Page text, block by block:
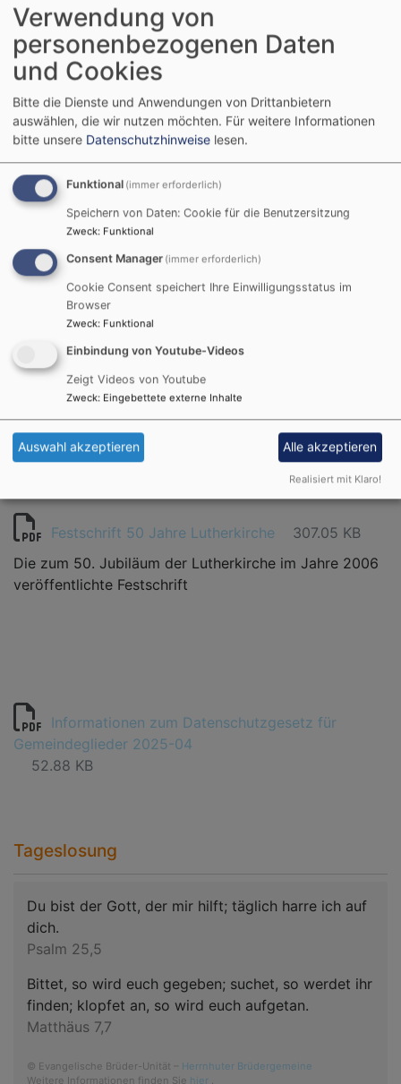
auch zum Ausdrucken und Ausfüllen
892.78 KB
Falls Sie das pdf zur Anmeldung nicht selbst
ausdrucken können, holen Sie es sich gerne im
Pfarramt zu denÖffnungszeitenab.
Festschrift 75 Jahre Lutherhaus 2004
348.62 KB
Festschrift zum 75. Jubiläum des Lutherhauses im
Jahre 2004
Festschrift 50 Jahre Lutherkirche
307.05 KB
Die zum 50. Jubiläum der Lutherkirche im Jahre 2006
veröffentlichte Festschrift
Informationen zum Datenschutzgesetz für
Gemeindeglieder 2025-04
52.88 KB
Tageslosung
Du bist der Gott, der mir hilft; täglich harre ich auf
dich.
Psalm 25,5
Bittet, so wird euch gegeben; suchet, so werdet ihr
finden; klopfet an, so wird euch aufgetan.
Matthäus 7,7
© Evangelische Brüder-Unität – Herrnhuter Brüdergemeine
Weitere Informationen finden Sie hier .
Verwendung von
personenbezogenen Daten
und Cookies
Bitte die Dienste und Anwendungen von Drittanbietern
auswählen, die wir nutzen möchten. Für weitere Informationen
bitte unsere Datenschutzhinweise lesen.
Funktional (immer erforderlich)
Speichern von Daten: Cookie für die Benutzersitzung
Zweck: Funktional
Consent Manager (immer erforderlich)
Cookie Consent speichert Ihre Einwilligungsstatus im
Browser
Zweck: Funktional
Einbindung von Youtube-Videos
Zeigt Videos von Youtube
Zweck: Eingebettete externe Inhalte
Auswahl akzeptieren Alle akzeptieren
Realisiert mit Klaro!